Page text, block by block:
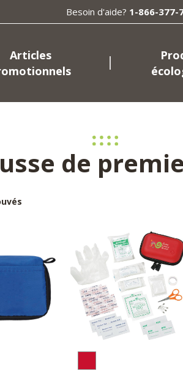
Besoin d'aide? 1-866-377-
Articles
de